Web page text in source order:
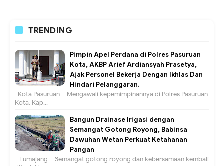
TRENDING
Pimpin Apel Perdana di Polres Pasuruan
Kota, AKBP Arief Ardiansyah Prasetya,
Ajak Personel Bekerja Dengan Ikhlas Dan
Hindari Pelanggaran.
Kota Pasuruan – Mengawali kepemimpinannya di Polres Pasuruan
Kota, Kap...
Bangun Drainase Irigasi dengan
Semangat Gotong Royong, Babinsa
Dawuhan Wetan Perkuat Ketahanan
Pangan
Lumajang – Semangat gotong royong dan kebersamaan kembali